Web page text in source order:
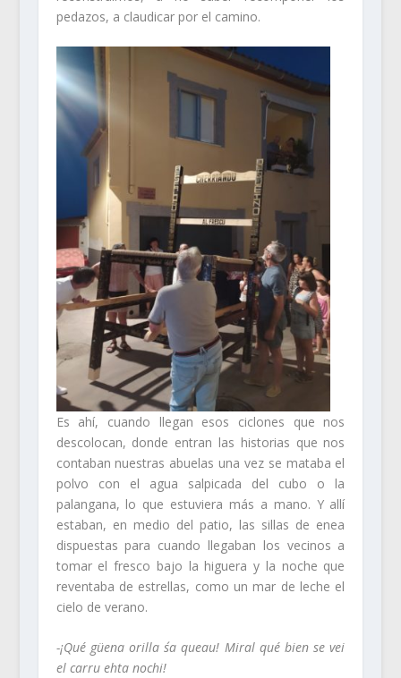
pedazos, a claudicar por el camino.
Es ahí, cuando llegan esos ciclones que nos
descolocan, donde entran las historias que nos
contaban nuestras abuelas una vez se mataba el
polvo con el agua salpicada del cubo o la
palangana, lo que estuviera más a mano. Y allí
estaban, en medio del patio, las sillas de enea
dispuestas para cuando llegaban los vecinos a
tomar el fresco bajo la higuera y la noche que
reventaba de estrellas, como un mar de leche el
cielo de verano.
-¡Qué güena orilla s´a queau! Miral qué bien se vei
el carru ehta nochi!